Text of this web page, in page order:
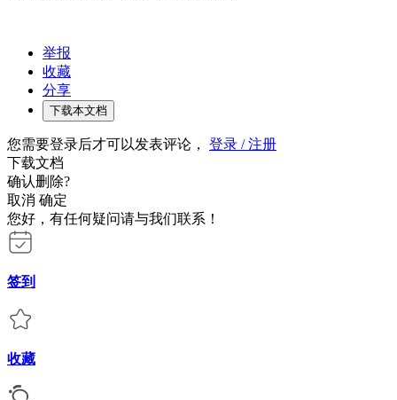
举报
收藏
分享
下载本文档
您需要登录后才可以发表评论， 登录 / 注册
下载文档
确认删除?
取消 确定
您好，有任何疑问请与我们联系！
签到
收藏